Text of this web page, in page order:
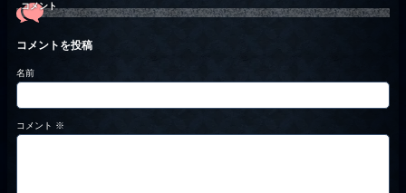
コメント
コメントを投稿
名前
コメント ※